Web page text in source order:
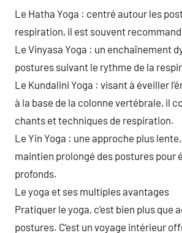
Le Hatha Yoga : centré autour les
respiration, il est souvent
Le Vinyasa Yoga : un enchaînement
postures suivant le rythme de la
Le Kundalini Yoga : visant à éveiller
à la base de la colonne vertébrale, il
chants et techniques de respiration.
Le Yin Yoga : une approche plus
maintien prolongé des postures pour
profonds.
Le yoga et ses multiples avantages
Pratiquer le yoga, c’est bien plus que
postures. C’est un voyage intérieur